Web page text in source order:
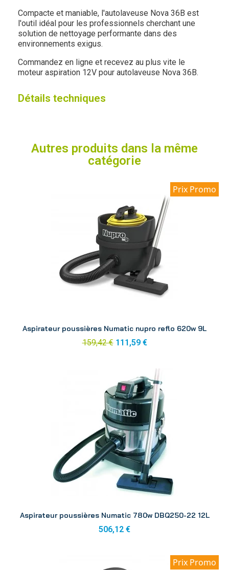
Compacte et maniable, l'autolaveuse Nova 36B est
l'outil idéal pour les professionnels cherchant une
solution de nettoyage performante dans des
environnements exigus.
Commandez en ligne et recevez au plus vite le
moteur aspiration 12V pour autolaveuse Nova 36B.
Détails techniques
Autres produits dans la même
catégorie
Prix Promo
Aspirateur poussières Numatic nupro reflo 620w 9L
159,42 € 111,59 €
Aspirateur poussières Numatic 780w DBQ250-22 12L
506,12 €
Prix Promo